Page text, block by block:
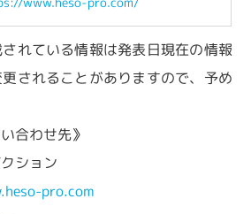
れている情報は発表日現在の情報
されることがありますので、予め
合わせ先》
ション
pro.com